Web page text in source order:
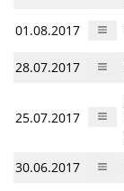
01.08.2017
28.07.2017
25.07.2017
30.06.2017